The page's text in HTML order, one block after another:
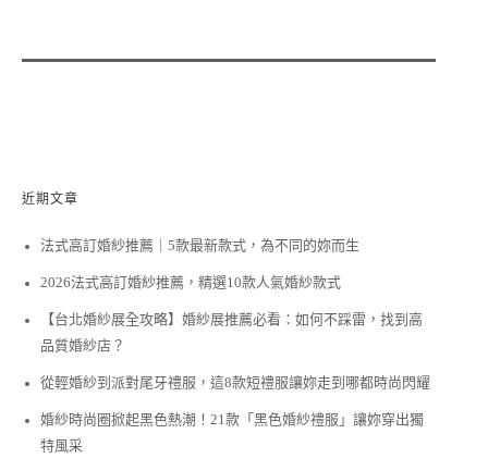
近期文章
法式高訂婚紗推薦｜5款最新款式，為不同的妳而生
2026法式高訂婚紗推薦，精選10款人氣婚紗款式
【台北婚紗展全攻略】婚紗展推薦必看：如何不踩雷，找到高
品質婚紗店？
從輕婚紗到派對尾牙禮服，這8款短禮服讓妳走到哪都時尚閃耀
婚紗時尚圈掀起黑色熱潮！21款「黑色婚紗禮服」讓妳穿出獨
特風采